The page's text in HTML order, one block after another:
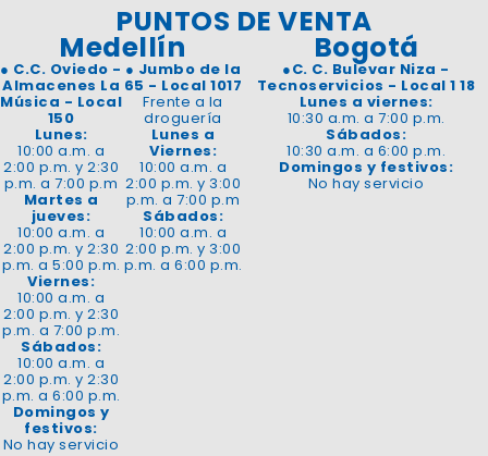
PUNTOS DE VENTA
Medellín
● C.C. Oviedo -
Almacenes La
Música - Local
150
Lunes:
10:00 a.m. a
2:00 p.m. y 2:30
p.m. a 7:00 p.m
Martes a
jueves:
10:00 a.m. a
2:00 p.m. y 2:30
p.m. a 5:00 p.m.
Viernes:
10:00 a.m. a
2:00 p.m. y 2:30
p.m. a 7:00 p.m.
Sábados:
10:00 a.m. a
2:00 p.m. y 2:30
p.m. a 6:00 p.m.
Domingos y
festivos:
No hay servicio
● Jumbo de la
65 - Local 1017
Frente a la
droguería
Lunes a
Viernes:
10:00 a.m. a
2:00 p.m. y 3:00
p.m. a 7:00 p.m
Sábados:
10:00 a.m. a
2:00 p.m. y 3:00
p.m. a 6:00 p.m.
Bogotá
●C. C. Bulevar Niza -
Tecnoservicios - Local 1 18
Lunes a viernes:
10:30 a.m. a 7:00 p.m.
Sábados:
10:30 a.m. a 6:00 p.m.
Domingos y festivos:
No hay servicio